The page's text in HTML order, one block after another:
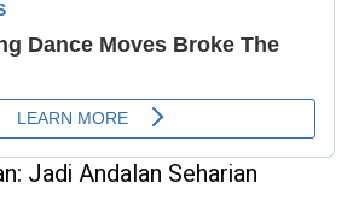
Jadi Andalan Seharian